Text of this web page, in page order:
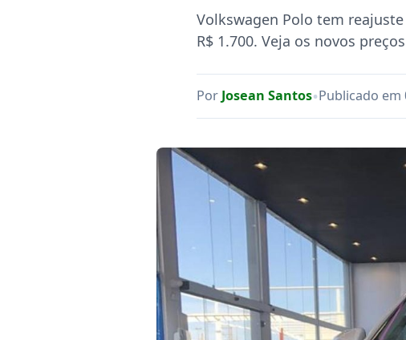
Volkswagen Polo tem
R$ 1.700. Veja os novos
Por Josean Santos•Publicado em